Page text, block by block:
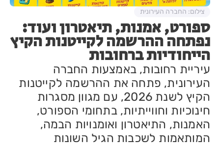
ספורט, אמנות, תיאטרון ועוד:
נפתחה ההרשמה לקייטנות הקיץ
הייחודיות ברחובות
עיריית רחובות, באמצעות החברה
העירונית, פתחה את ההרשמה לקייטנות
הקיץ לשנת 2026, עם מגוון מסגרות
חינוכיות וחווייתיות, בתחומי הספורט,
האמנות, התיאטרון ואומנויות הבמה,
המותאמות לשכבות הגיל השונות
צילום: החברה העירונית